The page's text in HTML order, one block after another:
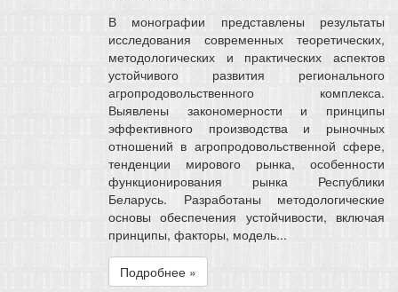
В монографии представлены результаты
исследования современных теоретических,
методологических и практических аспектов
устойчивого развития регионального
агропродовольственного комплекса.
Выявлены закономерности и принципы
эффективного производства и рыночных
отношений в агропродовольственной сфере,
тенденции мирового рынка, особенности
функционирования рынка Республики
Беларусь. Разработаны методологические
основы обеспечения устойчивости, включая
принципы, факторы, модель...
Подробнее »